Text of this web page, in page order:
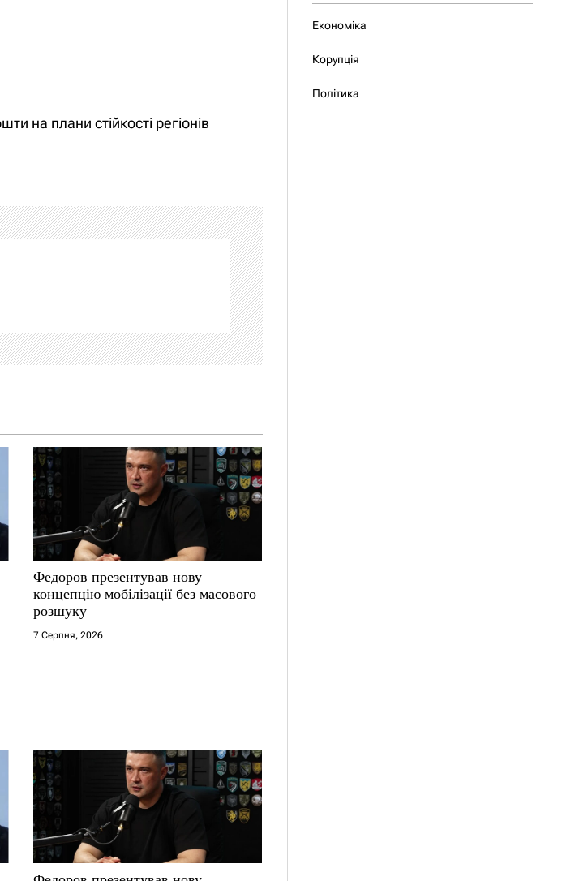
на плани стійкості регіонів
Федоров презентував нову
концепцію мобілізації без масового
розшуку
7 Серпня, 2026
Економіка
Корупція
Політика